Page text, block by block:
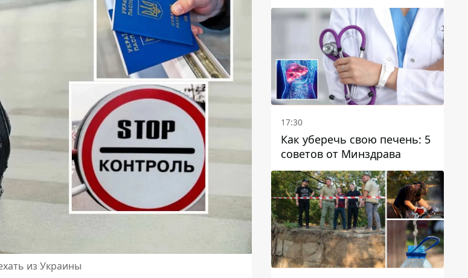
из Украины
генераторные установки:
как в Днепре готовятся к
отопительному сезону
17:30
Как уберечь свою печень: 5
советов от Минздрава